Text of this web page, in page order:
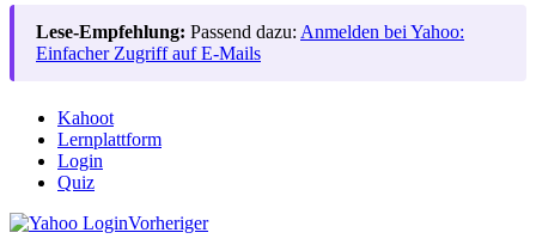
Lese-Empfehlung: Passend dazu: Anmelden bei Yahoo:
Einfacher Zugriff auf E-Mails
Kahoot
Lernplattform
Login
Quiz
Vorheriger